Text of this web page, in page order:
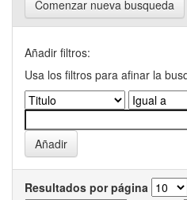
Comenzar nueva busqueda
Añadir filtros:
Usa los filtros para afinar la
Resultados por página